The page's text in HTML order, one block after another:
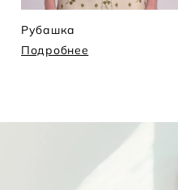
Рубашка
Подробнее